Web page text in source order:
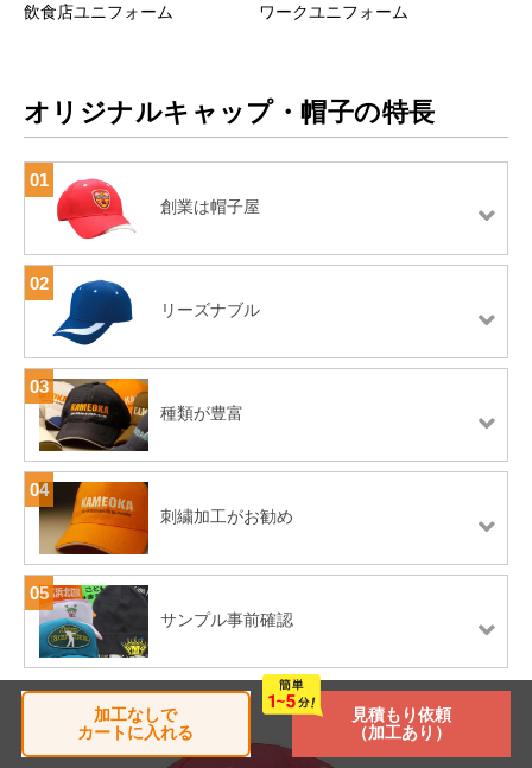
飲食店ユニフォーム ワークユニフォーム
オリジナルキャップ・帽子の特長
01
創業は帽子屋
02
リーズナブル
03
種類が豊富
04
刺繍加工がお勧め
05
サンプル事前確認
加工なしで
カートに入れる
見積もり依頼
（加工あり）